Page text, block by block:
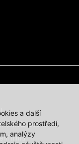
a další
prostředí,
analýzy
příležitosti
filmu